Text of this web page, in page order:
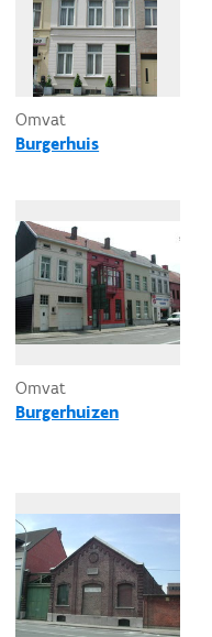
Omvat
Burgerhuis
Omvat
Burgerhuizen